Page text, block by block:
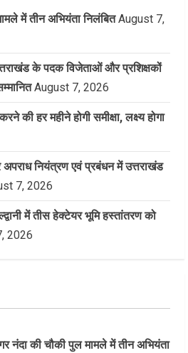
में तीन अभियंता निलंबित August 7,
के पदक विजेताओं और प्रशिक्षकों
August 7, 2026
की हर महीने होगी समीक्षा, लक्ष्य होगा
अपराध नियंत्रण एवं प्रबंधन में उत्तराखंड
7, 2026
में तीस हेक्टेयर भूमि हस्तांतरण को
2026
नंदा की चौकी पुल मामले में तीन अभियंता